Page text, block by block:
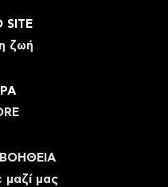
SITE
ζωή
ΒΟΗΘΕΙΑ
μαζί μας